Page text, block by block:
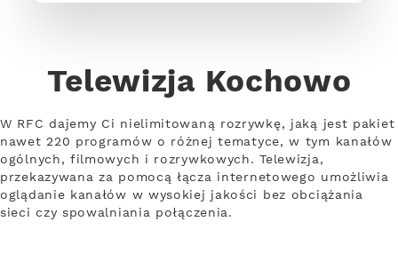
Telewizja Kochowo
W RFC dajemy Ci nielimitowaną rozrywkę, jaką jest pakiet
nawet 220 programów o różnej tematyce, w tym kanałów
ogólnych, filmowych i rozrywkowych. Telewizja,
przekazywana za pomocą łącza internetowego umożliwia
oglądanie kanałów w wysokiej jakości bez obciążania
sieci czy spowalniania połączenia.